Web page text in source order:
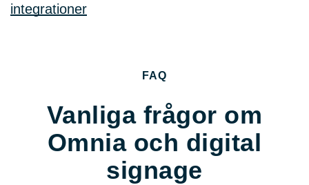
integrationer
FAQ
Vanliga frågor om
Omnia och digital
signage